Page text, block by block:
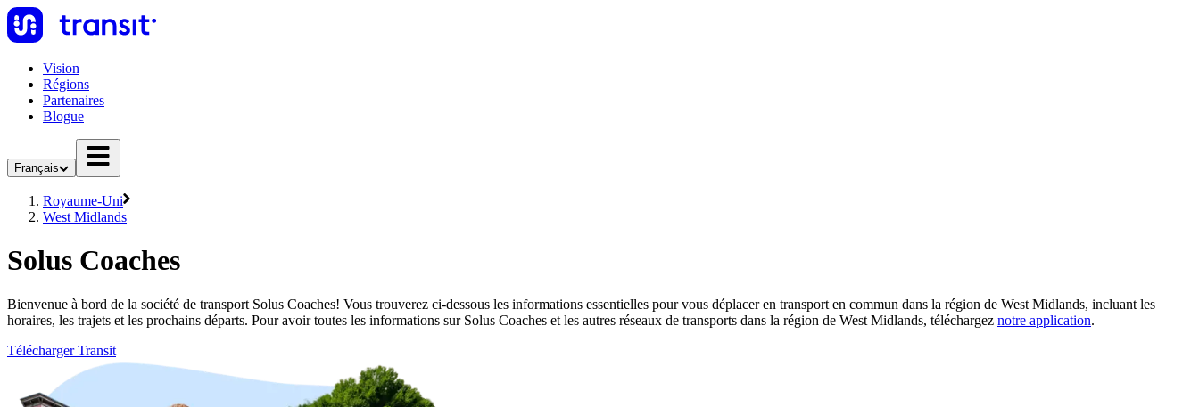
Vision
Régions
Partenaires
Blogue
Français
Royaume-Uni
West Midlands
Solus Coaches
Bienvenue à bord de la société de transport Solus Coaches! Vous trouverez ci-dessous les informations essentielles pour vous déplacer en transport en commun dans la région de West Midlands, incluant les
horaires, les trajets et les prochains départs. Pour avoir toutes les informations sur Solus Coaches et les autres réseaux de transports dans la région de West Midlands, téléchargez notre application.
Télécharger Transit